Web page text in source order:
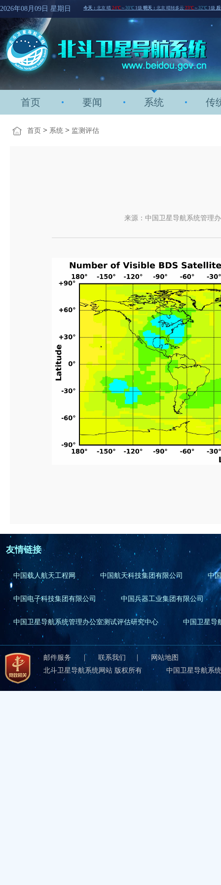
2026年08月09日 星期日
首页 要闻 系统 传
首页 > 系统 > 监测评估
来源：中国卫星导航系统管理
友情链接
中国载人航天工程网 中国航天科技集团有限公司 中
中国电子科技集团有限公司 中国兵器工业集团有限公司
中国卫星导航系统管理办公室测试评估研究中心 中国卫星导
邮件服务 | 联系我们 |
网站地图
北斗卫星导航系统网站 版权所有
中国卫星导航系